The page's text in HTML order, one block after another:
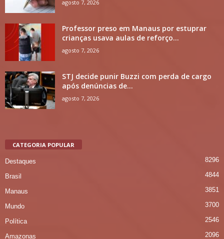
agosto 7, 2026
Professor preso em Manaus por estuprar
crianças usava aulas de reforço...
agosto 7, 2026
STJ decide punir Buzzi com perda de cargo
após denúncias de...
agosto 7, 2026
CATEGORIA POPULAR
Destaques 8296
Brasil 4844
Manaus 3851
Mundo 3700
Política 2546
Amazonas 2096